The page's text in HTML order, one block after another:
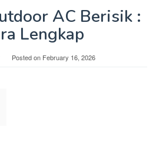
AC Berisik :
Lengkap
Posted on February 16, 2026